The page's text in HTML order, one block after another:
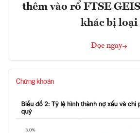
thêm vào rổ FTSE
khác bị loại
Đọc ngay
Chứng khoán